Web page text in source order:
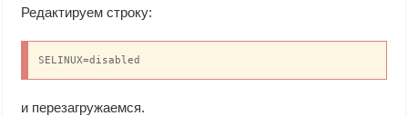
Редактируем строку:
SELINUX=disabled
и перезагружаемся.